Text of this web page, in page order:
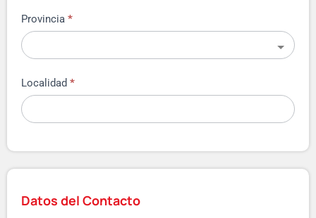
Provincia *
Localidad *
Datos del Contacto